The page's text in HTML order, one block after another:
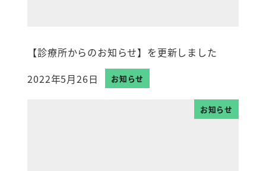
【診療所からのお知らせ】を更新しました
投稿日
2022年5月26日 お知らせ
お知らせ